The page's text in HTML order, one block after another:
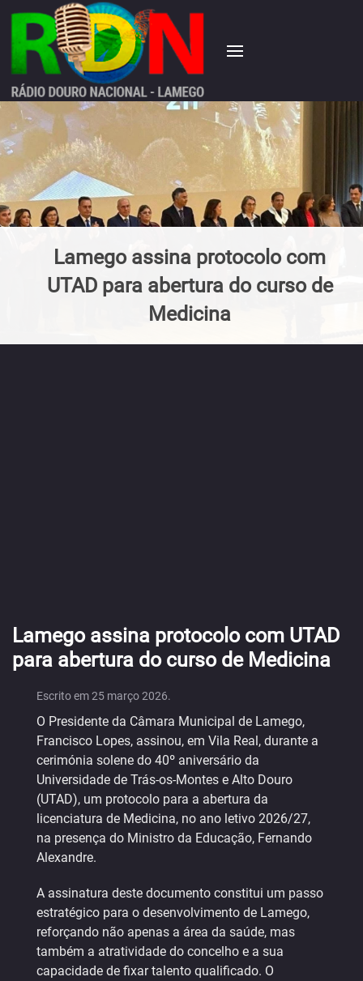
Lamego assina protocolo com
UTAD para abertura do curso de
Medicina
Lamego assina protocolo com UTAD
para abertura do curso de Medicina
Escrito em25 março 2026.
O Presidente da Câmara Municipal de Lamego,
Francisco Lopes, assinou, em Vila Real, durante a
cerimónia solene do 40º aniversário da
Universidade de Trás-os-Montes e Alto Douro
(UTAD), um protocolo para a abertura da
licenciatura de Medicina, no ano letivo 2026/27,
na presença do Ministro da Educação, Fernando
Alexandre.
A assinatura deste documento constitui um passo
estratégico para o desenvolvimento de Lamego,
reforçando não apenas a área da saúde, mas
também a atratividade do concelho e a sua
capacidade de fixar talento qualificado. O